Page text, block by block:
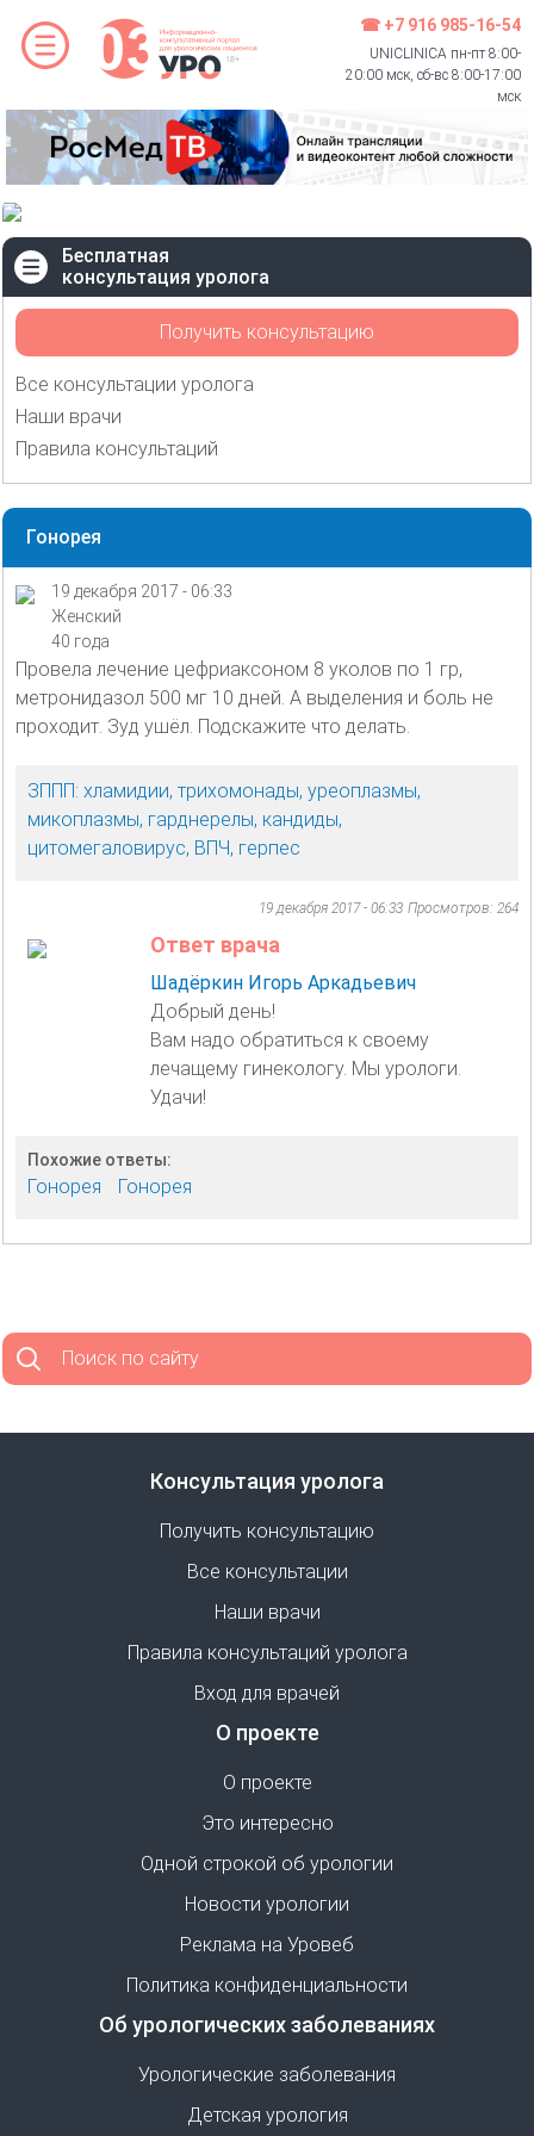
☎ +7 916 985-16-54
UNICLINICA пн-пт 8:00-
20:00 мск, сб-вс 8:00-17:00
мск
Бесплатная
консультация уролога
Получить консультацию
Все консультации уролога
Наши врачи
Правила консультаций
Гонорея
19 декабря 2017 - 06:33
Женский
40 года
Провела лечение цефриаксоном 8 уколов по 1 гр,
метронидазол 500 мг 10 дней. А выделения и боль не
проходит. Зуд ушёл. Подскажите что делать.
ЗППП: хламидии, трихомонады, уреоплазмы,
микоплазмы, гарднерелы, кандиды,
цитомегаловирус, ВПЧ, герпес
19 декабря 2017 - 06:33 Просмотров: 264
Ответ врача
Шадёркин Игорь Аркадьевич
Добрый день!
Вам надо обратиться к своему
лечащему гинекологу. Мы урологи.
Удачи!
Похожие ответы:
Гонорея Гонорея
Поиск по сайту
Консультация уролога
Получить консультацию
Все консультации
Наши врачи
Правила консультаций уролога
Вход для врачей
О проекте
О проекте
Это интересно
Одной строкой об урологии
Новости урологии
Реклама на Уровеб
Политика конфиденциальности
Об урологических заболеваниях
Урологические заболевания
Детская урология